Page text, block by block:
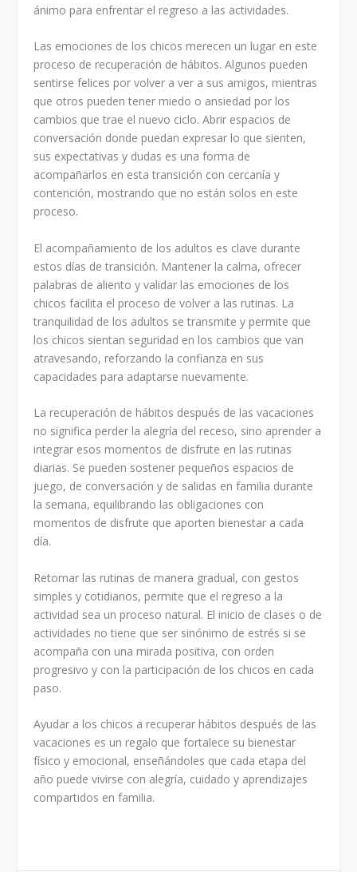
ánimo para enfrentar el regreso a las actividades.
Las emociones de los chicos merecen un lugar en este
proceso de recuperación de hábitos. Algunos pueden
sentirse felices por volver a ver a sus amigos, mientras
que otros pueden tener miedo o ansiedad por los
cambios que trae el nuevo ciclo. Abrir espacios de
conversación donde puedan expresar lo que sienten,
sus expectativas y dudas es una forma de
acompañarlos en esta transición con cercanía y
contención, mostrando que no están solos en este
proceso.
El acompañamiento de los adultos es clave durante
estos días de transición. Mantener la calma, ofrecer
palabras de aliento y validar las emociones de los
chicos facilita el proceso de volver a las rutinas. La
tranquilidad de los adultos se transmite y permite que
los chicos sientan seguridad en los cambios que van
atravesando, reforzando la confianza en sus
capacidades para adaptarse nuevamente.
La recuperación de hábitos después de las vacaciones
no significa perder la alegría del receso, sino aprender a
integrar esos momentos de disfrute en las rutinas
diarias. Se pueden sostener pequeños espacios de
juego, de conversación y de salidas en familia durante
la semana, equilibrando las obligaciones con
momentos de disfrute que aporten bienestar a cada
día.
Retomar las rutinas de manera gradual, con gestos
simples y cotidianos, permite que el regreso a la
actividad sea un proceso natural. El inicio de clases o de
actividades no tiene que ser sinónimo de estrés si se
acompaña con una mirada positiva, con orden
progresivo y con la participación de los chicos en cada
paso.
Ayudar a los chicos a recuperar hábitos después de las
vacaciones es un regalo que fortalece su bienestar
físico y emocional, enseñándoles que cada etapa del
año puede vivirse con alegría, cuidado y aprendizajes
compartidos en familia.